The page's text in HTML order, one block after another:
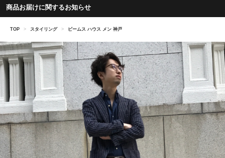
商品お届けに関するお知らせ
TOP > スタイリング > ビームス ハウス メン 神戸